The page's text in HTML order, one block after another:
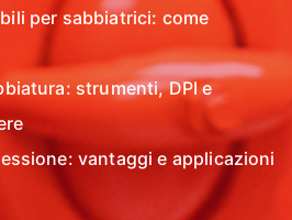
per sabbiatrici: come
strumenti, DPI e
vantaggi e applicazioni